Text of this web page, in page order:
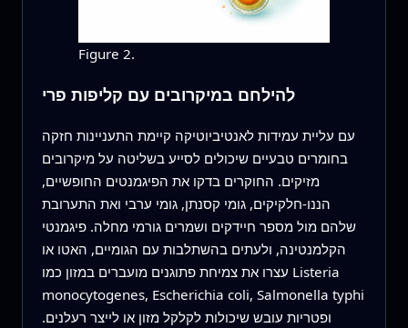
Figure 2.
להילחם במיקרובים עם קליפות פרי
עם עליית עמידות לאנטיביוטיקה קיימת התעניינות חזקה
בחומרים טבעיים שיכולים לסייע בשליטה על מיקרובים
מזיקים. החוקרים בדקו את הפיגמנטים החופשיים,
הננו-חלקיקים, גומי קסנתן, גומי ערבי ואת התערובת
שלהם מול מספר חיידקים ושמרים גורמי מחלה. פיגמנטי
הקלמנטינה, ולעתים בהשתלבות עם הגומיים, האטו או
עצרו את צמיחת פתוגנים מועברים במזון כמו Listeria
monocytogenes, Escherichia coli, Salmonella typhi
ופטריות עובש שיכולות לקלקל מזון או לייצר רעלנים.